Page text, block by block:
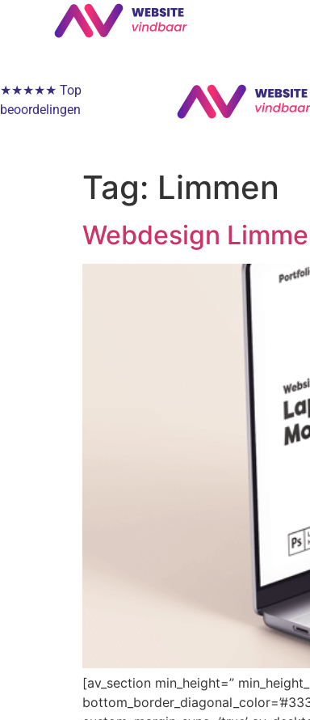
★★★★★ Top
beoordelingen
Tag: Limmen
Webdesign
[av_section min_height=”